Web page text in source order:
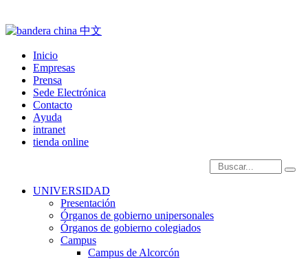
Inicio
Empresas
Prensa
Sede Electrónica
Contacto
Ayuda
intranet
tienda online
Introduce términos de
UNIVERSIDAD
Presentación
Órganos de gobierno unipersonales
Órganos de gobierno colegiados
Campus
Campus de Alcorcón